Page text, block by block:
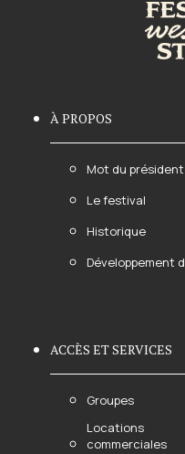
À PROPOS
Mot du président
Le festival
Historique
Développement
ACCÈS ET SERVICES
Groupes
Locations
commerciales